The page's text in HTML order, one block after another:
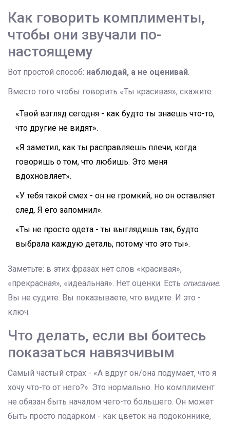
Как говорить комплименты,
чтобы они звучали по-
настоящему
Вот простой способ: наблюдай, а не оценивай.
Вместо того чтобы говорить «Ты красивая», скажите:
«Твой взгляд сегодня - как будто ты знаешь что-то,
что другие не видят».
«Я заметил, как ты расправляешь плечи, когда
говоришь о том, что любишь. Это меня
вдохновляет».
«У тебя такой смех - он не громкий, но он оставляет
след. Я его запомнил».
«Ты не просто одета - ты выглядишь так, будто
выбрала каждую деталь, потому что это ты».
Заметьте: в этих фразах нет слов «красивая»,
«прекрасная», «идеальная». Нет оценки. Есть описание.
Вы не судите. Вы показываете, что видите. И это -
ключ.
Что делать, если вы боитесь
показаться навязчивым
Самый частый страх - «А вдруг он/она подумает, что я
хочу что-то от него?». Это нормально. Но комплимент
не обязан быть началом чего-то большего. Он может
быть просто подарком - как цветок на подоконнике,